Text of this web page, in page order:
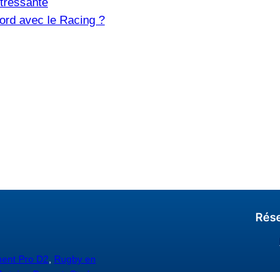
avec le Racing ?
Pro D2, Rugby en